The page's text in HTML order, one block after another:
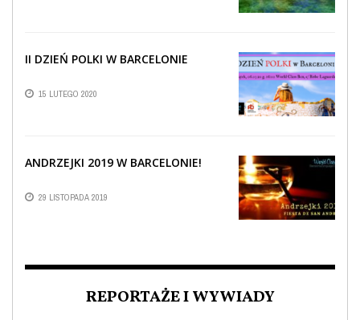
II DZIEŃ POLKI W BARCELONIE
15 LUTEGO 2020
ANDRZEJKI 2019 W BARCELONIE!
29 LISTOPADA 2019
REPORTAŻE I WYWIADY